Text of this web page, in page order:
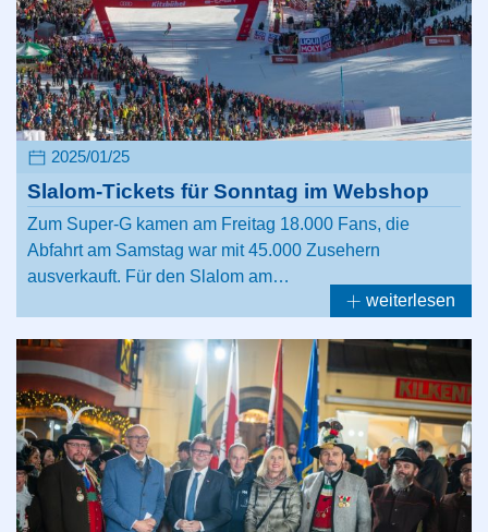
2025/01/25
Slalom-Tickets für Sonntag im Webshop
Zum Super-G kamen am Freitag 18.000 Fans, die
Abfahrt am Samstag war mit 45.000 Zusehern
ausverkauft. Für den Slalom am…
weiterlesen